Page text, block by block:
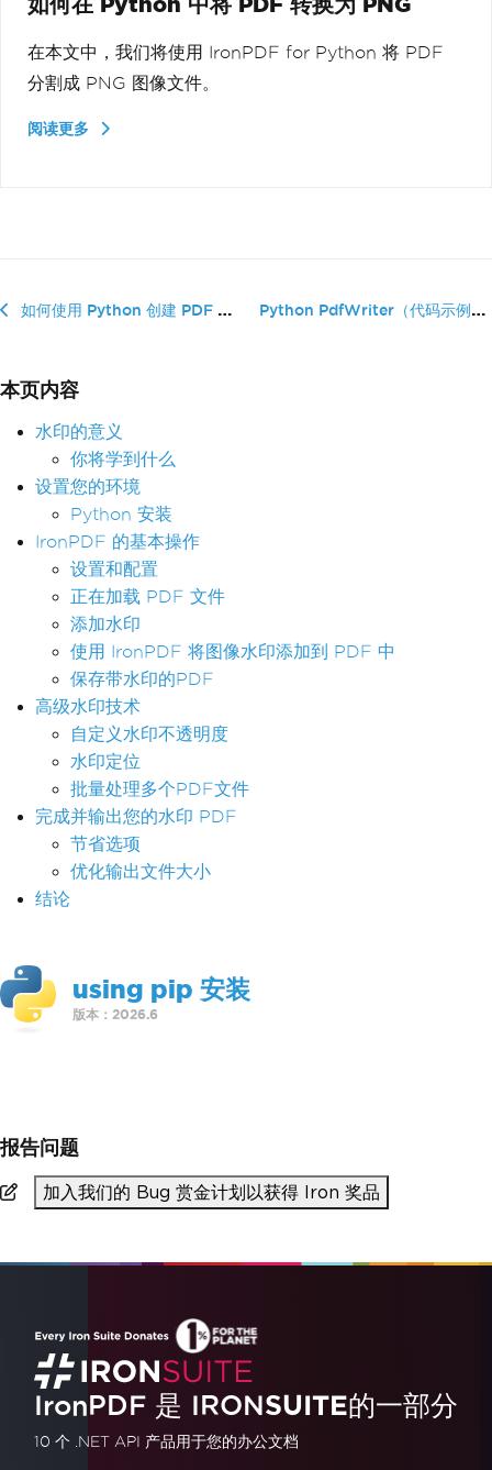
在本文中，我们将使用 IronPDF for Python 将 PDF
分割成 PNG 图像文件。
阅读更多
如何使用 Python 创建 PDF 文件 Python PdfWriter（代码示例教程）
本页内容
水印的意义
你将学到什么
设置您的环境
Python 安装
IronPDF 的基本操作
设置和配置
正在加载 PDF 文件
添加水印
使用 IronPDF 将图像水印添加到 PDF 中
保存带水印的PDF
高级水印技术
自定义水印不透明度
水印定位
批量处理多个PDF文件
完成并输出您的水印 PDF
节省选项
优化输出文件大小
结论
using pip 安装
版本：2026.6
报告问题
加入我们的 Bug 赏金计划以获得 Iron 奖品
IronPDF 是 IRONSUITE的一部分
10 个 .NET API 产品 用于您的办公文档